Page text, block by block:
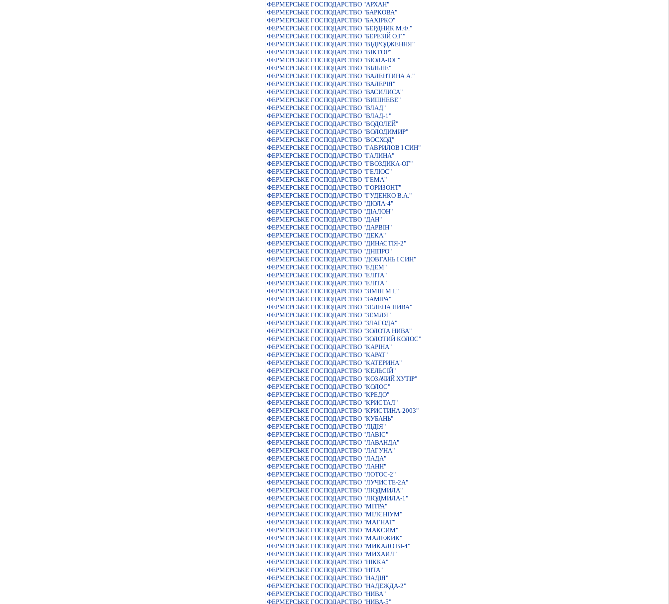
ФЕРМЕРСЬКЕ ГОСПОДАРСТВО "АРХАН"
ФЕРМЕРСЬКЕ ГОСПОДАРСТВО "БАРКОВА"
ФЕРМЕРСЬКЕ ГОСПОДАРСТВО "БАХIРКО"
ФЕРМЕРСЬКЕ ГОСПОДАРСТВО "БЕРДНИК М.Ф."
ФЕРМЕРСЬКЕ ГОСПОДАРСТВО "БЕРЕЗIЙ О.Г."
ФЕРМЕРСЬКЕ ГОСПОДАРСТВО "ВIДРОДЖЕННЯ"
ФЕРМЕРСЬКЕ ГОСПОДАРСТВО "ВIКТОР"
ФЕРМЕРСЬКЕ ГОСПОДАРСТВО "ВIОЛА-ЮГ"
ФЕРМЕРСЬКЕ ГОСПОДАРСТВО "ВІЛЬНЕ"
ФЕРМЕРСЬКЕ ГОСПОДАРСТВО "ВАЛЕНТИНА А."
ФЕРМЕРСЬКЕ ГОСПОДАРСТВО "ВАЛЕРIЯ"
ФЕРМЕРСЬКЕ ГОСПОДАРСТВО "ВАСИЛИСА"
ФЕРМЕРСЬКЕ ГОСПОДАРСТВО "ВИШНЕВЕ"
ФЕРМЕРСЬКЕ ГОСПОДАРСТВО "ВЛАД"
ФЕРМЕРСЬКЕ ГОСПОДАРСТВО "ВЛАД-1"
ФЕРМЕРСЬКЕ ГОСПОДАРСТВО "ВОДОЛЕЙ"
ФЕРМЕРСЬКЕ ГОСПОДАРСТВО "ВОЛОДИМИР"
ФЕРМЕРСЬКЕ ГОСПОДАРСТВО "ВОСХОД"
ФЕРМЕРСЬКЕ ГОСПОДАРСТВО "ГАВРИЛОВ I СИН"
ФЕРМЕРСЬКЕ ГОСПОДАРСТВО "ГАЛИНА"
ФЕРМЕРСЬКЕ ГОСПОДАРСТВО "ГВОЗДИКА-ОГ"
ФЕРМЕРСЬКЕ ГОСПОДАРСТВО "ГЕЛIОС"
ФЕРМЕРСЬКЕ ГОСПОДАРСТВО "ГЕМА"
ФЕРМЕРСЬКЕ ГОСПОДАРСТВО "ГОРИЗОНТ"
ФЕРМЕРСЬКЕ ГОСПОДАРСТВО "ГУДЕНКО В.А."
ФЕРМЕРСЬКЕ ГОСПОДАРСТВО "ДIОЛА-4"
ФЕРМЕРСЬКЕ ГОСПОДАРСТВО "ДІАЛОН"
ФЕРМЕРСЬКЕ ГОСПОДАРСТВО "ДАН"
ФЕРМЕРСЬКЕ ГОСПОДАРСТВО "ДАРВIН"
ФЕРМЕРСЬКЕ ГОСПОДАРСТВО "ДЕКА"
ФЕРМЕРСЬКЕ ГОСПОДАРСТВО "ДИНАСТIЯ-2"
ФЕРМЕРСЬКЕ ГОСПОДАРСТВО "ДНIПРО"
ФЕРМЕРСЬКЕ ГОСПОДАРСТВО "ДОВГАНЬ І СИН"
ФЕРМЕРСЬКЕ ГОСПОДАРСТВО "ЕДЕМ"
ФЕРМЕРСЬКЕ ГОСПОДАРСТВО "ЕЛIТА"
ФЕРМЕРСЬКЕ ГОСПОДАРСТВО "ЕЛIТА"
ФЕРМЕРСЬКЕ ГОСПОДАРСТВО "ЗIМIН М.I."
ФЕРМЕРСЬКЕ ГОСПОДАРСТВО "ЗАМIРА"
ФЕРМЕРСЬКЕ ГОСПОДАРСТВО "ЗЕЛЕНА НИВА"
ФЕРМЕРСЬКЕ ГОСПОДАРСТВО "ЗЕМЛЯ"
ФЕРМЕРСЬКЕ ГОСПОДАРСТВО "ЗЛАГОДА"
ФЕРМЕРСЬКЕ ГОСПОДАРСТВО "ЗОЛОТА НИВА"
ФЕРМЕРСЬКЕ ГОСПОДАРСТВО "ЗОЛОТИЙ КОЛОС"
ФЕРМЕРСЬКЕ ГОСПОДАРСТВО "КАРІНА"
ФЕРМЕРСЬКЕ ГОСПОДАРСТВО "КАРАТ"
ФЕРМЕРСЬКЕ ГОСПОДАРСТВО "КАТЕРИНА"
ФЕРМЕРСЬКЕ ГОСПОДАРСТВО "КЕЛЬСIЙ"
ФЕРМЕРСЬКЕ ГОСПОДАРСТВО "КОЗАЧИЙ ХУТIР"
ФЕРМЕРСЬКЕ ГОСПОДАРСТВО "КОЛОС"
ФЕРМЕРСЬКЕ ГОСПОДАРСТВО "КРЕДО"
ФЕРМЕРСЬКЕ ГОСПОДАРСТВО "КРИСТАЛ"
ФЕРМЕРСЬКЕ ГОСПОДАРСТВО "КРИСТИНА-2003"
ФЕРМЕРСЬКЕ ГОСПОДАРСТВО "КУБАНЬ"
ФЕРМЕРСЬКЕ ГОСПОДАРСТВО "ЛIДIЯ"
ФЕРМЕРСЬКЕ ГОСПОДАРСТВО "ЛАВIС"
ФЕРМЕРСЬКЕ ГОСПОДАРСТВО "ЛАВАНДА"
ФЕРМЕРСЬКЕ ГОСПОДАРСТВО "ЛАГУНА"
ФЕРМЕРСЬКЕ ГОСПОДАРСТВО "ЛАДА"
ФЕРМЕРСЬКЕ ГОСПОДАРСТВО "ЛАНН"
ФЕРМЕРСЬКЕ ГОСПОДАРСТВО "ЛОТОС-2"
ФЕРМЕРСЬКЕ ГОСПОДАРСТВО "ЛУЧИСТЕ-2А"
ФЕРМЕРСЬКЕ ГОСПОДАРСТВО "ЛЮДМИЛА"
ФЕРМЕРСЬКЕ ГОСПОДАРСТВО "ЛЮДМИЛА-1"
ФЕРМЕРСЬКЕ ГОСПОДАРСТВО "МIТРА"
ФЕРМЕРСЬКЕ ГОСПОДАРСТВО "МІЛЄНІУМ"
ФЕРМЕРСЬКЕ ГОСПОДАРСТВО "МАГНАТ"
ФЕРМЕРСЬКЕ ГОСПОДАРСТВО "МАКСИМ"
ФЕРМЕРСЬКЕ ГОСПОДАРСТВО "МАЛЕЖИК"
ФЕРМЕРСЬКЕ ГОСПОДАРСТВО "МИКАЛО ВI-4"
ФЕРМЕРСЬКЕ ГОСПОДАРСТВО "МИХАИЛ"
ФЕРМЕРСЬКЕ ГОСПОДАРСТВО "НIККА"
ФЕРМЕРСЬКЕ ГОСПОДАРСТВО "НIТА"
ФЕРМЕРСЬКЕ ГОСПОДАРСТВО "НАДIЯ"
ФЕРМЕРСЬКЕ ГОСПОДАРСТВО "НАДЕЖДА-2"
ФЕРМЕРСЬКЕ ГОСПОДАРСТВО "НИВА"
ФЕРМЕРСЬКЕ ГОСПОДАРСТВО "НИВА-5"